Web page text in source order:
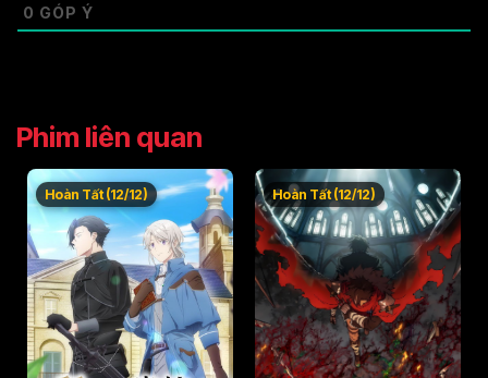
0 GÓP Ý
Phim liên quan
Hoàn Tất (12/12) Hoàn Tất (12/12)